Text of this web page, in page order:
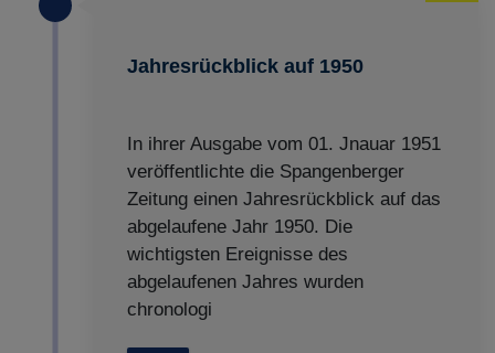
Jahresrückblick auf 1950
In ihrer Ausgabe vom 01. Jnauar 1951
veröffentlichte die Spangenberger
Zeitung einen Jahresrückblick auf das
abgelaufene Jahr 1950. Die
wichtigsten Ereignisse des
abgelaufenen Jahres wurden
chronologi